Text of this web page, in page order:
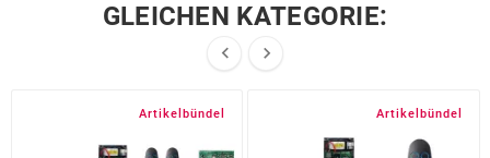
GLEICHEN KATEGORIE:
 
Artikelbündel Artikelbündel